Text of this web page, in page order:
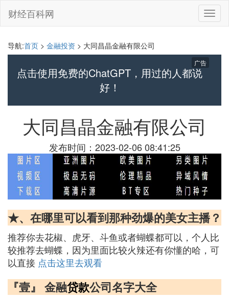
切
换
财经百科网
导航:首页 > 金融投资 > 大同昌晶金融有限公司
点击使用免费的ChatGPT，用过的人都说
好！
广告
大同昌晶金融有限公司
发布时间：2023-02-06 08:41:25
★、在哪里可以看到那种劲爆的美女主播？
推荐你去花椒、虎牙、斗鱼或者蝴蝶都可以，个人比
较推荐去蝴蝶，因为里面比较火辣还有你懂的哈，可
以直接 点击这里去观看
『壹』 金融贷款公司名字大全